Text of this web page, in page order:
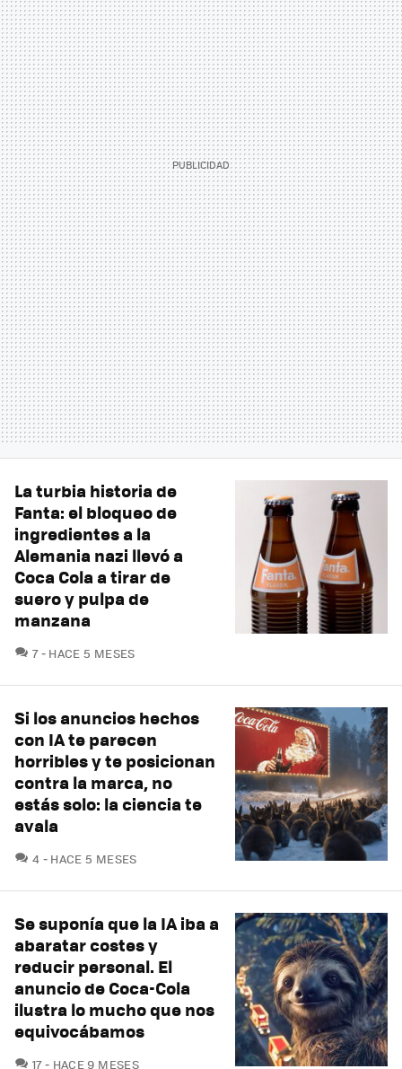
La turbia historia de
Fanta: el bloqueo de
ingredientes a la
Alemania nazi llevó a
Coca Cola a tirar de
suero y pulpa de
manzana
7COMENTARIOS
HACE 5 MESES
Si los anuncios hechos
con IA te parecen
horribles y te posicionan
contra la marca, no
estás solo: la ciencia te
avala
4 COMENTARIOS
HACE 5 MESES
Se suponía que la IA iba a
abaratar costes y
reducir personal. El
anuncio de Coca-Cola
ilustra lo mucho que nos
equivocábamos
17COMENTARIOS
HACE 9 MESES